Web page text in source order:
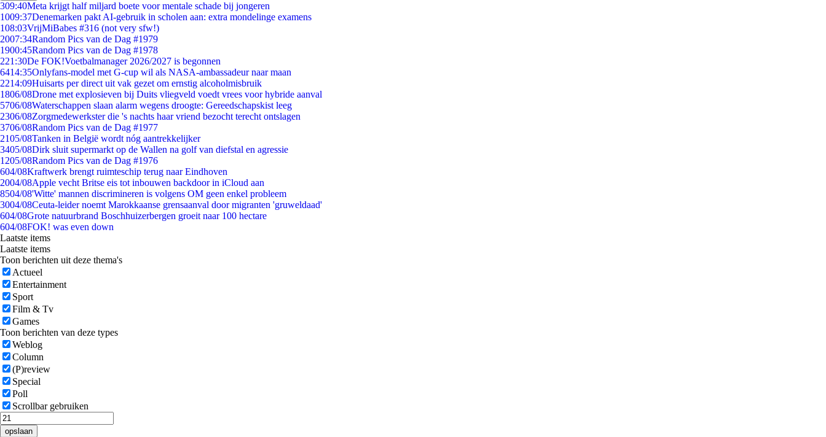
309:40Meta krijgt half miljard boete voor mentale schade bij jongeren
1009:37Denemarken pakt AI-gebruik in scholen aan: extra mondelinge examens
108:03VrijMiBabes #316 (not very sfw!)
2007:34Random Pics van de Dag #1979
1900:45Random Pics van de Dag #1978
221:30De FOK!Voetbalmanager 2026/2027 is begonnen
6414:35Onlyfans-model met G-cup wil als NASA-ambassadeur naar maan
2214:09Huisarts per direct uit vak gezet om ernstig alcoholmisbruik
1806/08Drone met explosieven bij Duits vliegveld voedt vrees voor hybride aanval
5706/08Waterschappen slaan alarm wegens droogte: Gereedschapskist leeg
2306/08Zorgmedewerkster die 's nachts haar vriend bezocht terecht ontslagen
3706/08Random Pics van de Dag #1977
2105/08Tanken in België wordt nóg aantrekkelijker
3405/08Dirk sluit supermarkt op de Wallen na golf van diefstal en agressie
1205/08Random Pics van de Dag #1976
604/08Kraftwerk brengt ruimteschip terug naar Eindhoven
2004/08Apple vecht Britse eis tot inbouwen backdoor in iCloud aan
8504/08'Witte' mannen discrimineren is volgens OM geen enkel probleem
3004/08Ceuta-leider noemt Marokkaanse grensaanval door migranten 'gruweldaad'
604/08Grote natuurbrand Boschhuizerbergen groeit naar 100 hectare
604/08FOK! was even down
Laatste items
Laatste items
Toon berichten uit deze thema's
Actueel
Entertainment
Sport
Film & Tv
Games
Toon berichten van deze types
Weblog
Column
(P)review
Special
Poll
Scrollbar gebruiken
opslaan